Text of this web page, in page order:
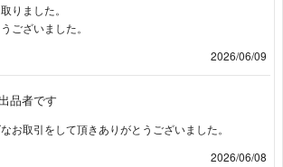
りました。
ございました。
2026/06/09
品者です
お取引をして頂きありがとうございました。
2026/06/08